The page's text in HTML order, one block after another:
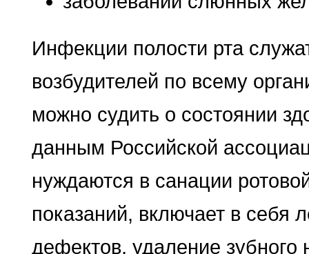
Инфекции полости рта
возбудителей по всему
можно судить о состоянии
данным Российской
нуждаются в санации
показаний, включает в себя
дефектов, удаление зубного